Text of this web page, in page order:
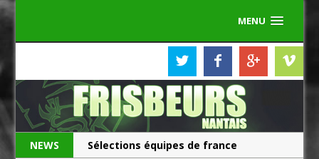
MENU
NEWS
Sélections équipes de france